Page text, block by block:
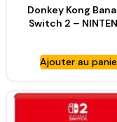
Donkey Kong
Switch 2 –
Ajouter au